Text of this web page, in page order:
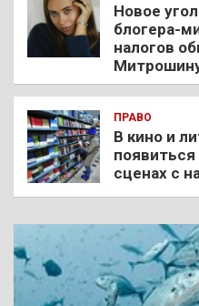
Новое
блогера-
налогов
ПРАВО
В кино и
сценах с